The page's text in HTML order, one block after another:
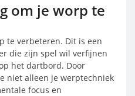
om je worp te
te verbeteren. Dit is een
die zijn spel wil verfijnen
het dartbord. Door
niet alleen je werptechniek
focus en